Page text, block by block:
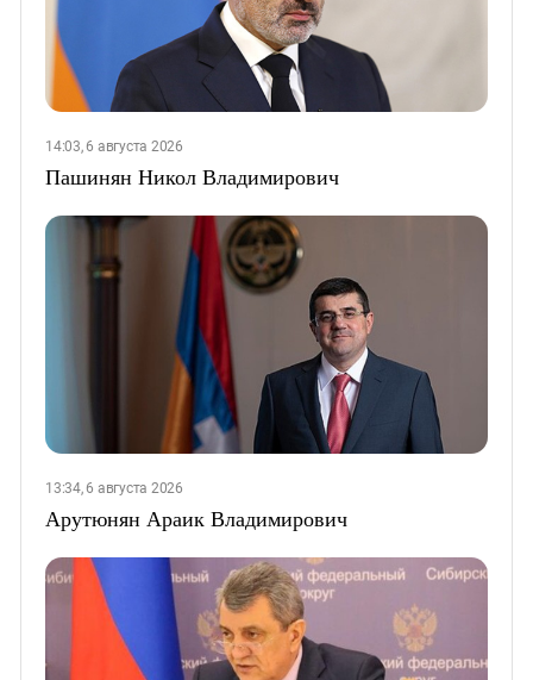
14:03, 6 августа 2026
Пашинян Никол Владимирович
13:34, 6 августа 2026
Арутюнян Араик Владимирович